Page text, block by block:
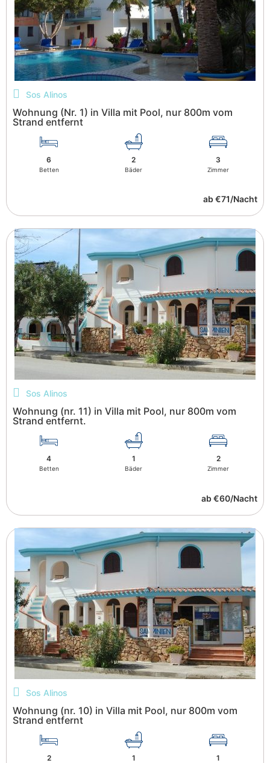
Sos Alinos
Wohnung (Nr. 1) in Villa mit Pool, nur 800m vom
Strand entfernt
6
Betten
2
Bäder
3
Zimmer
ab €71/Nacht
Sos Alinos
Wohnung (nr. 11) in Villa mit Pool, nur 800m vom
Strand entfernt.
4
Betten
1
Bäder
2
Zimmer
ab €60/Nacht
Sos Alinos
Wohnung (nr. 10) in Villa mit Pool, nur 800m vom
Strand entfernt
2 1 1